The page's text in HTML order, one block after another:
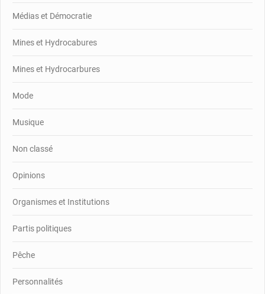
Médias et Démocratie
Mines et Hydrocabures
Mines et Hydrocarbures
Mode
Musique
Non classé
Opinions
Organismes et Institutions
Partis politiques
Pêche
Personnalités